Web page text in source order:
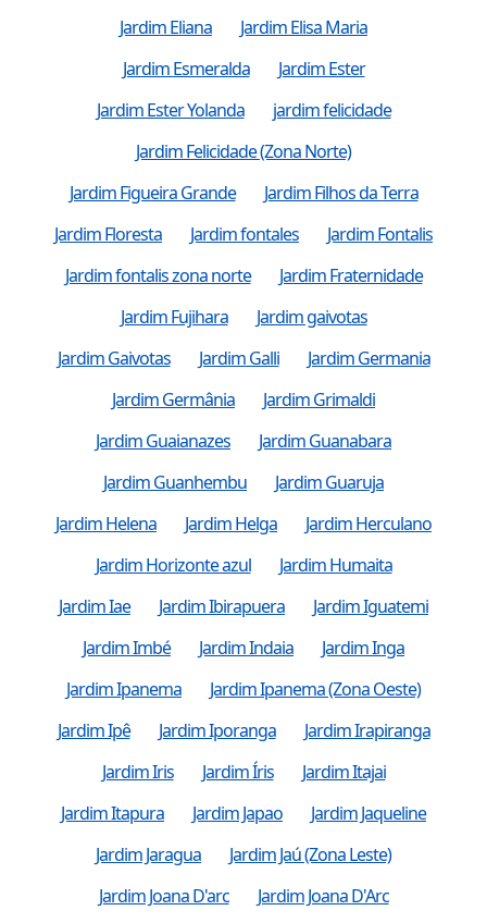
Jardim Eliana
Jardim Elisa Maria
Jardim Esmeralda
Jardim Ester
Jardim Ester Yolanda
jardim felicidade
Jardim Felicidade (Zona Norte)
Jardim Figueira Grande
Jardim Filhos da Terra
Jardim Floresta
Jardim fontales
Jardim Fontalis
Jardim fontalis zona norte
Jardim Fraternidade
Jardim Fujihara
Jardim gaivotas
Jardim Gaivotas
Jardim Galli
Jardim Germania
Jardim Germânia
Jardim Grimaldi
Jardim Guaianazes
Jardim Guanabara
Jardim Guanhembu
Jardim Guaruja
Jardim Helena
Jardim Helga
Jardim Herculano
Jardim Horizonte azul
Jardim Humaita
Jardim Iae
Jardim Ibirapuera
Jardim Iguatemi
Jardim Imbé
Jardim Indaia
Jardim Inga
Jardim Ipanema
Jardim Ipanema (Zona Oeste)
Jardim Ipê
Jardim Iporanga
Jardim Irapiranga
Jardim Iris
Jardim Íris
Jardim Itajai
Jardim Itapura
Jardim Japao
Jardim Jaqueline
Jardim Jaragua
Jardim Jaú (Zona Leste)
Jardim Joana D'arc
Jardim Joana D'Arc